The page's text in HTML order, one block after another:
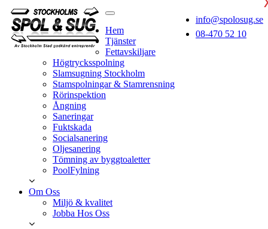
info@spolosug.se
08-470 52 10
Hem
Tjänster
Fettavskiljare
Högtrycksspolning
Slamsugning Stockholm
Stamspolningar & Stamrensning
Rörinspektion
Ångning
Saneringar
Fuktskada
Socialsanering
Oljesanering
Tömning av byggtoaletter
PoolFylning
Om Oss
Miljö & kvalitet
Jobba Hos Oss